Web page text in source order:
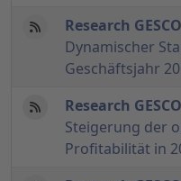
Research
Dynamischer
Geschäftsjahr
Research
Steigerung der
Profitabilität in